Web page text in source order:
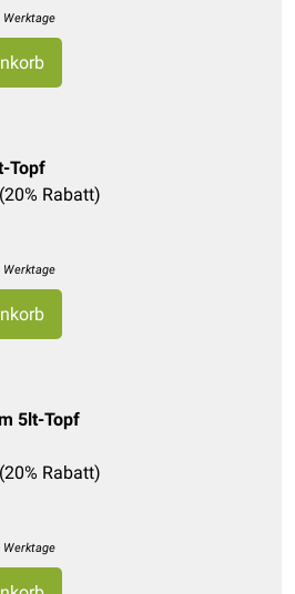
Topf
(20% Rabatt)
5lt-Topf
(20% Rabatt)